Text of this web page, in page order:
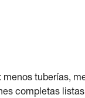
tuberías,
completas